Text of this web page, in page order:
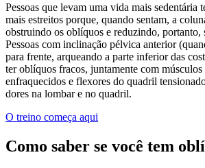
Pessoas que levam uma vida mais sedentária
mais estreitos porque, quando sentam, a
obstruindo os oblíquos e reduzindo, portanto,
Pessoas com inclinação pélvica anterior
para frente, arqueando a parte inferior das
ter oblíquos fracos, juntamente com
enfraquecidos e flexores do quadril
dores na lombar e no quadril.
O treino começa aqui
Como saber se você tem